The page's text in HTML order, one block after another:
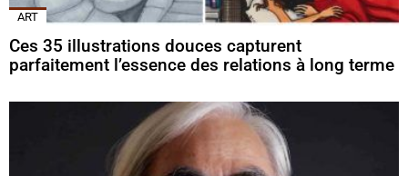
ART
Ces 35 illustrations douces capturent
parfaitement l’essence des relations à long terme